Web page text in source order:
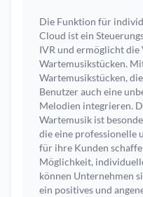
Die Funktion für
Cloud ist ein
IVR und ermöglicht
Wartemusikstücken.
Wartemusikstücken,
Benutzer auch eine
Melodien integrieren.
Wartemusik ist
die eine professionelle
für ihre Kunden
Möglichkeit,
können Unternehmen
ein positives und